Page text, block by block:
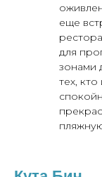
еще
для
зонами
тех,